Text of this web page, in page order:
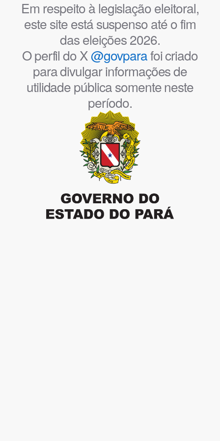
Em respeito à legislação eleitoral,
este site está suspenso até o fim
das eleições 2026.
O perfil do X@govparafoi criado
para divulgar informações de
utilidade pública somente neste
período.